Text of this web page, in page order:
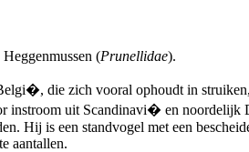
(Prunellidae).
die zich vooral ophoudt in
instroom uit Scandinavi� en
Hij is een standvogel met een
aantallen.